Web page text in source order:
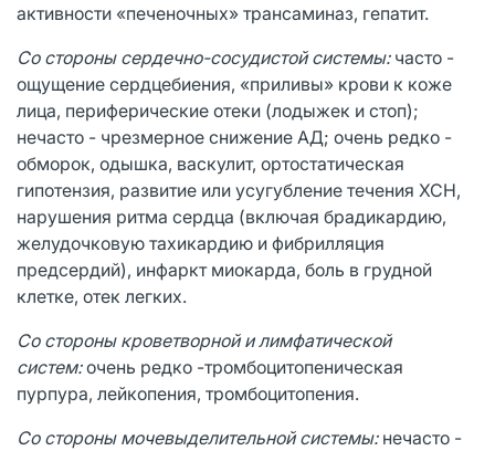
активности «печеночных» трансаминаз, гепатит.
Со стороны сердечно-сосудистой системы: часто -
ощущение сердцебиения, «приливы» крови к коже
лица, периферические отеки (лодыжек и стоп);
нечасто - чрезмерное снижение АД; очень редко -
обморок, одышка, васкулит, ортостатическая
гипотензия, развитие или усугубление течения ХСН,
нарушения ритма сердца (включая брадикардию,
желудочковую тахикардию и фибрилляция
предсердий), инфаркт миокарда, боль в грудной
клетке, отек легких.
Со стороны кроветворной и лимфатической
систем:очень редко -тромбоцитопеническая
пурпура, лейкопения, тромбоцитопения.
Со стороны мочевыделительной системы: нечасто -